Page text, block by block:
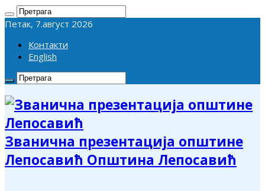
Петак, 7.август 2026
Контакти
English
Званична презентација општине
Лепосавић Општина Лепосавић